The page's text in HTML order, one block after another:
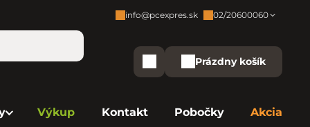
Zákaznícka podpora:
info@pcexpres.sk 02/20600060
Bratislava - Avion 02/20 60 00 61
Nákupný košík
Prázdny košík
Výkup Kontakt Pobočky Akcia